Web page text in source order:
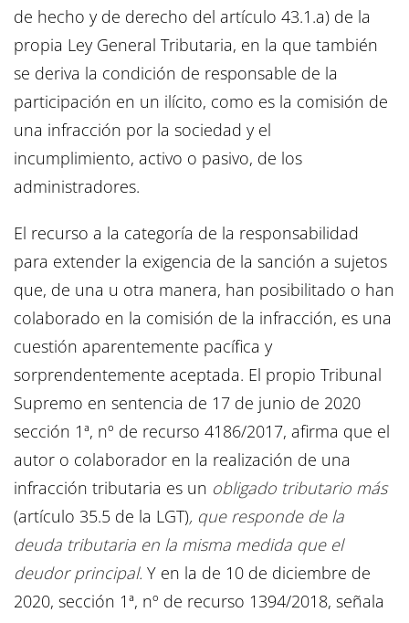
de hecho y de derecho del artículo 43.1.a) de la
propia Ley General Tributaria, en la que también
se deriva la condición de responsable de la
participación en un ilícito, como es la comisión de
una infracción por la sociedad y el
incumplimiento, activo o pasivo, de los
administradores.
El recurso a la categoría de la responsabilidad
para extender la exigencia de la sanción a sujetos
que, de una u otra manera, han posibilitado o han
colaborado en la comisión de la infracción, es una
cuestión aparentemente pacífica y
sorprendentemente aceptada. El propio Tribunal
Supremo en sentencia de 17 de junio de 2020
sección 1ª, nº de recurso 4186/2017, afirma que el
autor o colaborador en la realización de una
infracción tributaria es un obligado tributario más
(artículo 35.5 de la LGT), que responde de la
deuda tributaria en la misma medida que el
deudor principal. Y en la de 10 de diciembre de
2020, sección 1ª, nº de recurso 1394/2018, señala